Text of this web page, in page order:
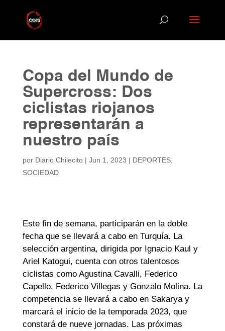
Copa del Mundo de
Supercross: Dos
ciclistas riojanos
representarán a
nuestro país
por Diario Chilecito| Jun 1, 2023 | DEPORTES,
SOCIEDAD
Este fin de semana, participarán en la doble
fecha que se llevará a cabo en Turquía. La
selección argentina, dirigida por Ignacio Kaul y
Ariel Katogui, cuenta con otros talentosos
ciclistas como Agustina Cavalli, Federico
Capello, Federico Villegas y Gonzalo Molina. La
competencia se llevará a cabo en Sakarya y
marcará el inicio de la temporada 2023, que
constará de nueve jornadas. Las próximas